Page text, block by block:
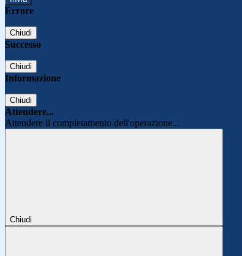
Errore
Chiudi
Successo
Chiudi
Informazione
Chiudi
Attendere...
Attendere il completamento dell'operazione...
Chiudi